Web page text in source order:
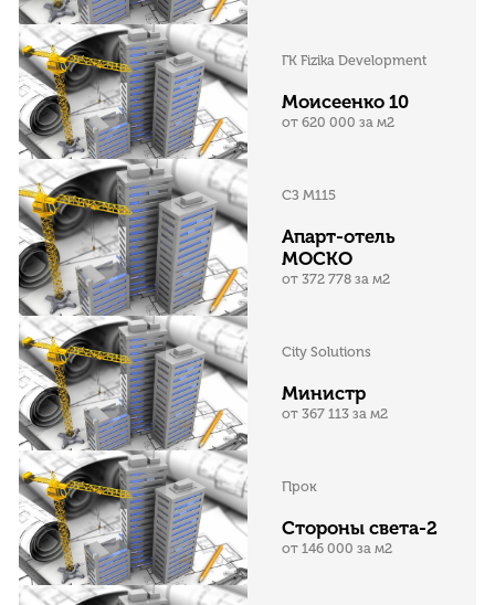
ГК Fizika Development
Моисеенко 10
от 620 000 за м2
СЗ М115
Апарт-отель
МОСКО
от 372 778 за м2
City Solutions
Министр
от 367 113 за м2
Прок
Стороны света-2
от 146 000 за м2